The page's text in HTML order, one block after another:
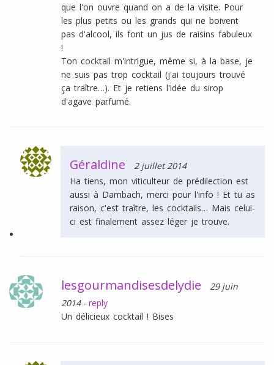
que l'on ouvre quand on a de la visite. Pour
les plus petits ou les grands qui ne boivent
pas d'alcool, ils font un jus de raisins fabuleux
!
Ton cocktail m'intrigue, même si, à la base, je
ne suis pas trop cocktail (j'ai toujours trouvé
ça traître…). Et je retiens l'idée du sirop
d'agave parfumé.
Géraldine
2 juillet 2014
Ha tiens, mon viticulteur de prédilection est
aussi à Dambach, merci pour l'info ! Et tu as
raison, c'est traître, les cocktails… Mais celui-
ci est finalement assez léger je trouve.
lesgourmandisesdelydie
29 juin
2014 - reply
Un délicieux cocktail ! Bises